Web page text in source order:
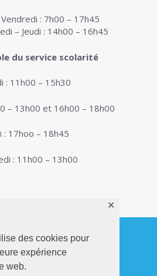
des cookies pour
expérience
web.
✕
: 7h00 – 17h45
– Jeudi : 14h00 – 16h45
du service scolarité
: 11h00 – 15h30
– 13h00 et 16h00 – 18h00
: 17hoo – 18h45
: 11h00 – 13h00
de Musique, Danse et